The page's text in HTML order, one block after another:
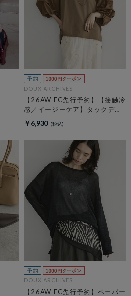
DOUX ARCHIVES
【26AW EC先行予約】【接触冷
感／イージーケア】タックデザ
￥6,930
DOUX ARCHIVES
【26AW EC先行予約】ペーパー